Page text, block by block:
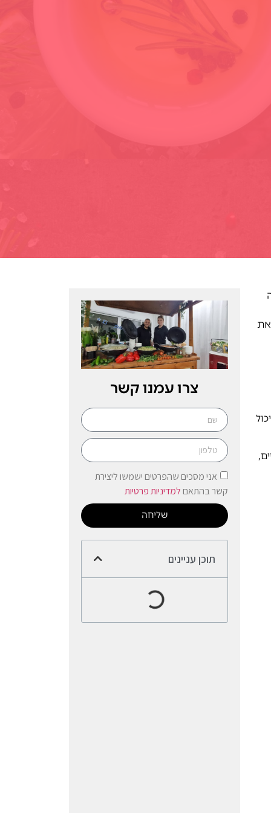
את
צרו עמנו קשר
אני מסכים שהפרטים ישמשו ליצירת
קשר בהתאםלמדיניות פרטיות
שליחה
תוכן עניינים